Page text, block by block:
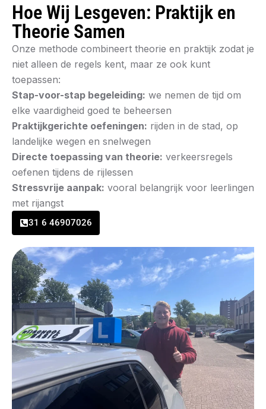
Hoe Wij Lesgeven: Praktijk en
Theorie Samen
Onze methode combineert theorie en praktijk zodat je
niet alleen de regels kent, maar ze ook kunt
toepassen:
Stap-voor-stap begeleiding: we nemen de tijd om
elke vaardigheid goed te beheersen
Praktijkgerichte oefeningen: rijden in de stad, op
landelijke wegen en snelwegen
Directe toepassing van theorie: verkeersregels
oefenen tijdens de rijlessen
Stressvrije aanpak: vooral belangrijk voor leerlingen
met rijangst
31 6 46907026